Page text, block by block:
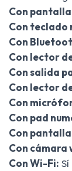
Con
Con teclado
Con
Con lector
Con salida
Con lector
Con
Con pad
Con
Con cámara
Con Wi-Fi: Sí